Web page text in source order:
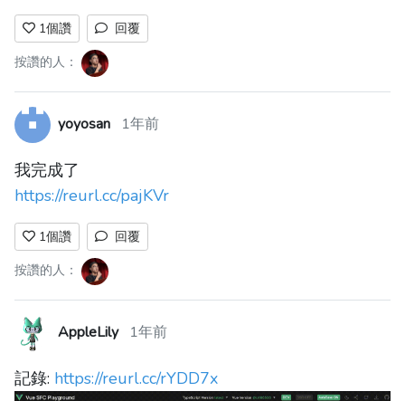
1個讚
回覆
按讚的人：
yoyosan 1年前
我完成了
https://reurl.cc/pajKVr
1個讚
回覆
按讚的人：
AppleLily 1年前
記錄: https://reurl.cc/rYDD7x